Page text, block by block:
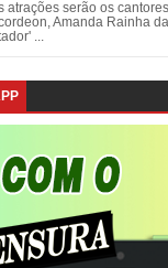
atrações serão os
Amanda Rainha
...